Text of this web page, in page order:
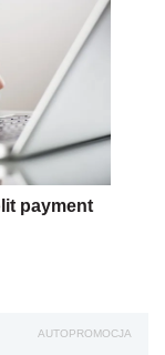
payment
AUTOPROMOCJA